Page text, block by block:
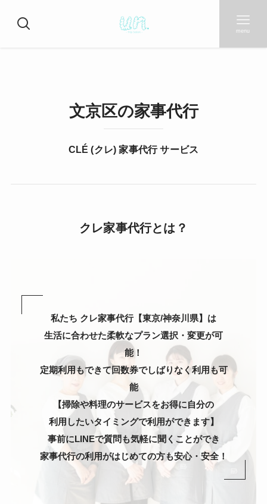
menu
文京区の家事代行
CLÉ (クレ) 家事代行 サービス
クレ家事代行とは？
私たち クレ家事代行【東京/神奈川県】は
生活に合わせた柔軟なプラン選択・変更が可
能！
定期利用もできて回数券でしばりなく利用も可
能
【掃除や料理のサービスをお得に自分の
利用したいタイミングで利用ができます】
事前にLINEで質問も気軽に聞くことができ
家事代行の利用がはじめての方も安心・安全！